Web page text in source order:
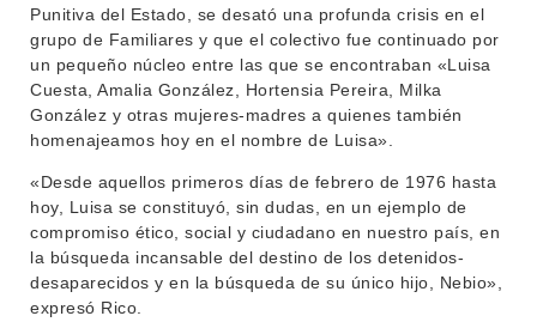
Punitiva del Estado, se desató una profunda crisis en el
grupo de Familiares y que el colectivo fue continuado por
un pequeño núcleo entre las que se encontraban «Luisa
Cuesta, Amalia González, Hortensia Pereira, Milka
González y otras mujeres-madres a quienes también
homenajeamos hoy en el nombre de Luisa».
«Desde aquellos primeros días de febrero de 1976 hasta
hoy, Luisa se constituyó, sin dudas, en un ejemplo de
compromiso ético, social y ciudadano en nuestro país, en
la búsqueda incansable del destino de los detenidos-
desaparecidos y en la búsqueda de su único hijo, Nebio»,
expresó Rico.